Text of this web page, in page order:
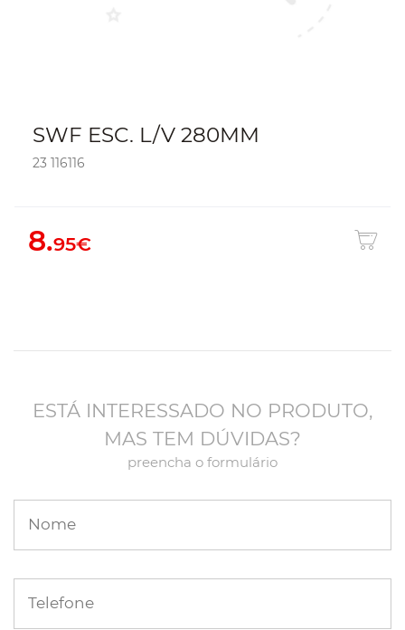
SWF ESC. L/V 280MM
23 116116
8.95€
ESTÁ INTERESSADO NO PRODUTO,
MAS TEM DÚVIDAS?
preencha o formulário
Nome
Telefone